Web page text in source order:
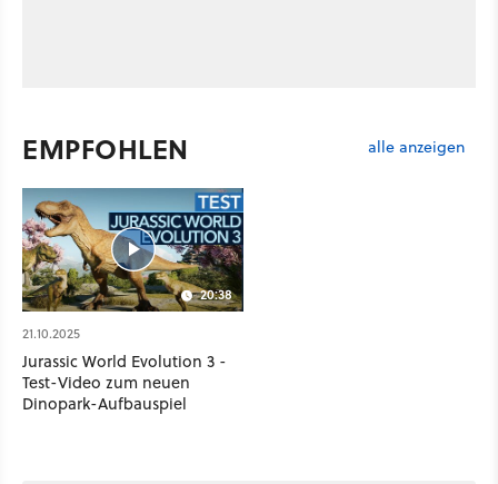
EMPFOHLEN alle anzeigen
20:38
21.10.2025
Jurassic World Evolution 3 -
Test-Video zum neuen
Dinopark-Aufbauspiel